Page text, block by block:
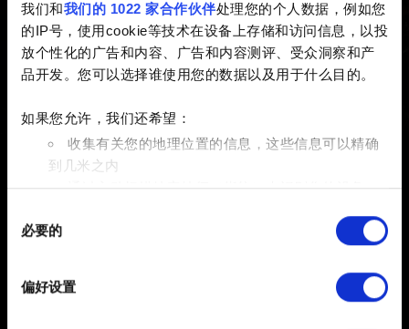
我们和我们的 1022 家合作伙伴处理您的个人数据，例如您
的IP号，使用cookie等技术在设备上存储和访问信息，以投
放个性化的广告和内容、广告和内容测评、受众洞察和产
品开发。您可以选择谁使用您的数据以及用于什么目的。
如果您允许，我们还希望：
收集有关您的地理位置的信息，这些信息可以精确
到几米之内
通过主动扫描特定特征（指纹）来识别您的设备
查找有关您的个人数据如何处理的更多信息，
并设置您的首选项。您可随时从Cookie声明中更改或撤回
部分需要使用 Cookies 的是为了让网站功能可用，而另一
必要的
偏好设置
已创建 5 years ago 已更新 3 months ago
补丁 4.04 现已推出。请点此此处查看本次更新的主要内
容。